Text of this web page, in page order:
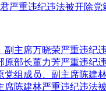
严重违纪违法被开除党
主席万晓荣严重违纪
部长董力芳严重违纪
党组成员、副主席陈建
席陈建林严重违纪违法